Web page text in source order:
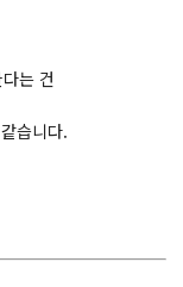
는 건
습니다.